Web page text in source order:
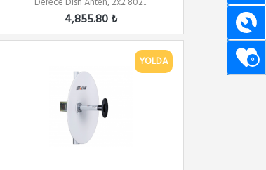
0
4,855.80 ₺
YOLDA